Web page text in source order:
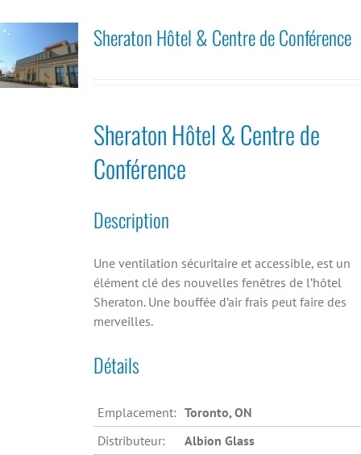
Sheraton Hôtel & Centre de Conférence
Sheraton Hôtel & Centre de
Conférence
Description
Une ventilation sécuritaire et accessible, est un
élément clé des nouvelles fenêtres de l’hôtel
Sheraton. Une bouffée d’air frais peut faire des
merveilles.
Détails
Emplacement: Toronto, ON
Distributeur:
Albion Glass